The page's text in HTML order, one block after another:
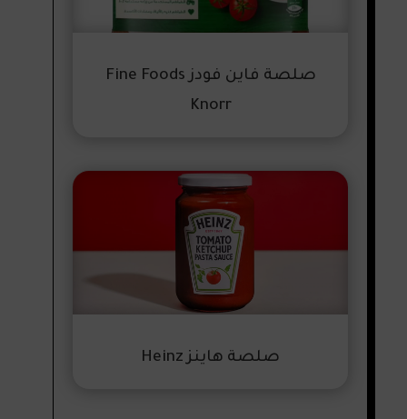
صلصة فاين فودز Fine Foods
Knorr
صلصة هاينز Heinz